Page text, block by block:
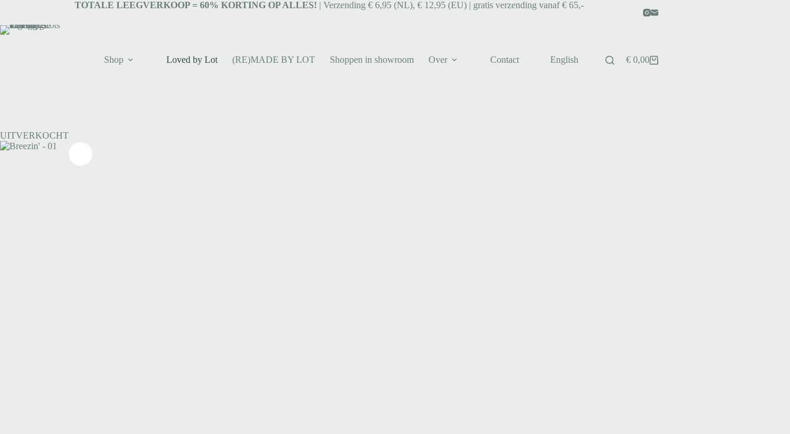
de
inhoud
TOTALE LEEGVERKOOP = 60% KORTING OP ALLES! | Verzending € 6,95 (NL), € 12,95 (EU) | gratis verzending vanaf € 65,-
Shop Loved by Lot (RE)MADE BY LOT Shoppen in showroom Over Contact English Winkelwagen
€ 0,00
UITVERKOCHT